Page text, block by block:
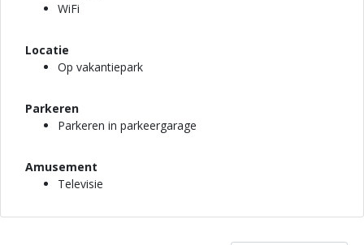
WiFi
Locatie
Op vakantiepark
Parkeren
Parkeren in parkeergarage
Amusement
Televisie